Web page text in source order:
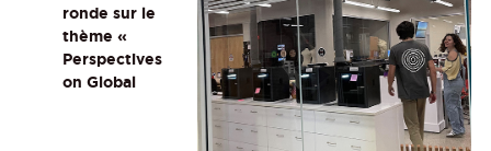
ronde sur le
thème «
Perspectives
on Global